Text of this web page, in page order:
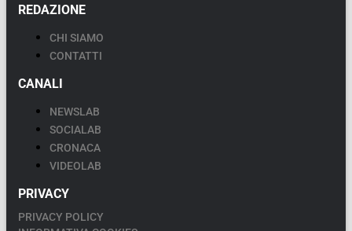
REDAZIONE
CHI SIAMO
CONTATTI
CANALI
NEWSLAB
SOCIALAB
CRONACA
VIDEOLAB
PRIVACY
PRIVACY POLICY